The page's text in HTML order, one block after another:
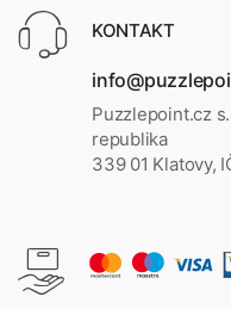
KONTAKT
Puzzlepoint.cz
republika
339 01 Klatovy,